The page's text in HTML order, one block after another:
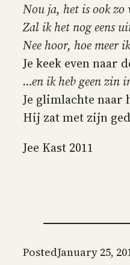
Nou ja, het is ook zo
Zal ik het nog eens
Nee hoor, hoe meer
Je keek even naar
…en ik heb geen zin
Je glimlachte naar
Hij zat met zijn
Jee Kast 2011
PostedJanuary 25,